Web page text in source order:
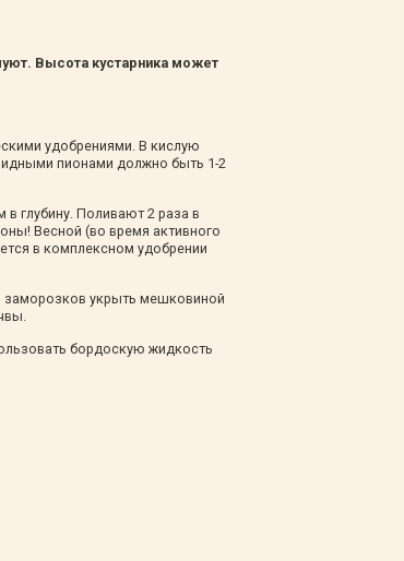
Высота кустарника может
удобрениями. В кислую
пионами должно быть 1-2
глубину. Поливают 2 раза в
Весной (во время активного
в комплексном удобрении
заморозков укрыть мешковиной
бордоскую жидкость